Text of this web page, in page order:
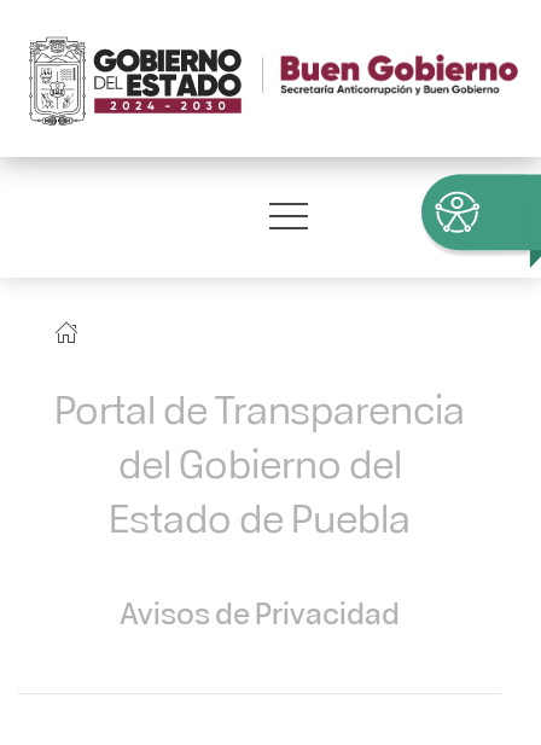
Portal de Transparencia
del Gobierno del
Estado de Puebla
Avisos de Privacidad